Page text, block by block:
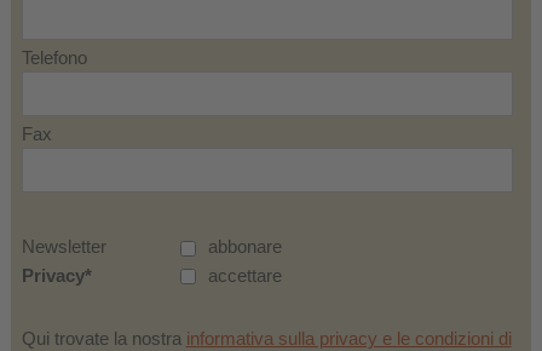
Telefono
Fax
Newsletter
abbonare
Privacy
accettare
Qui trovate la nostra informativa sulla privacy e le condizioni di